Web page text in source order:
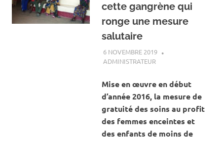
cette gangrène qui
ronge une mesure
salutaire
6 NOVEMBRE 2019
ADMINISTRATEURACTUALITÉ
Mise en œuvre en début
d’année 2016, la mesure de
gratuité des soins au profit
des femmes enceintes et
des enfants de moins de